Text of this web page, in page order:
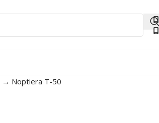
→ Noptiera Т-50